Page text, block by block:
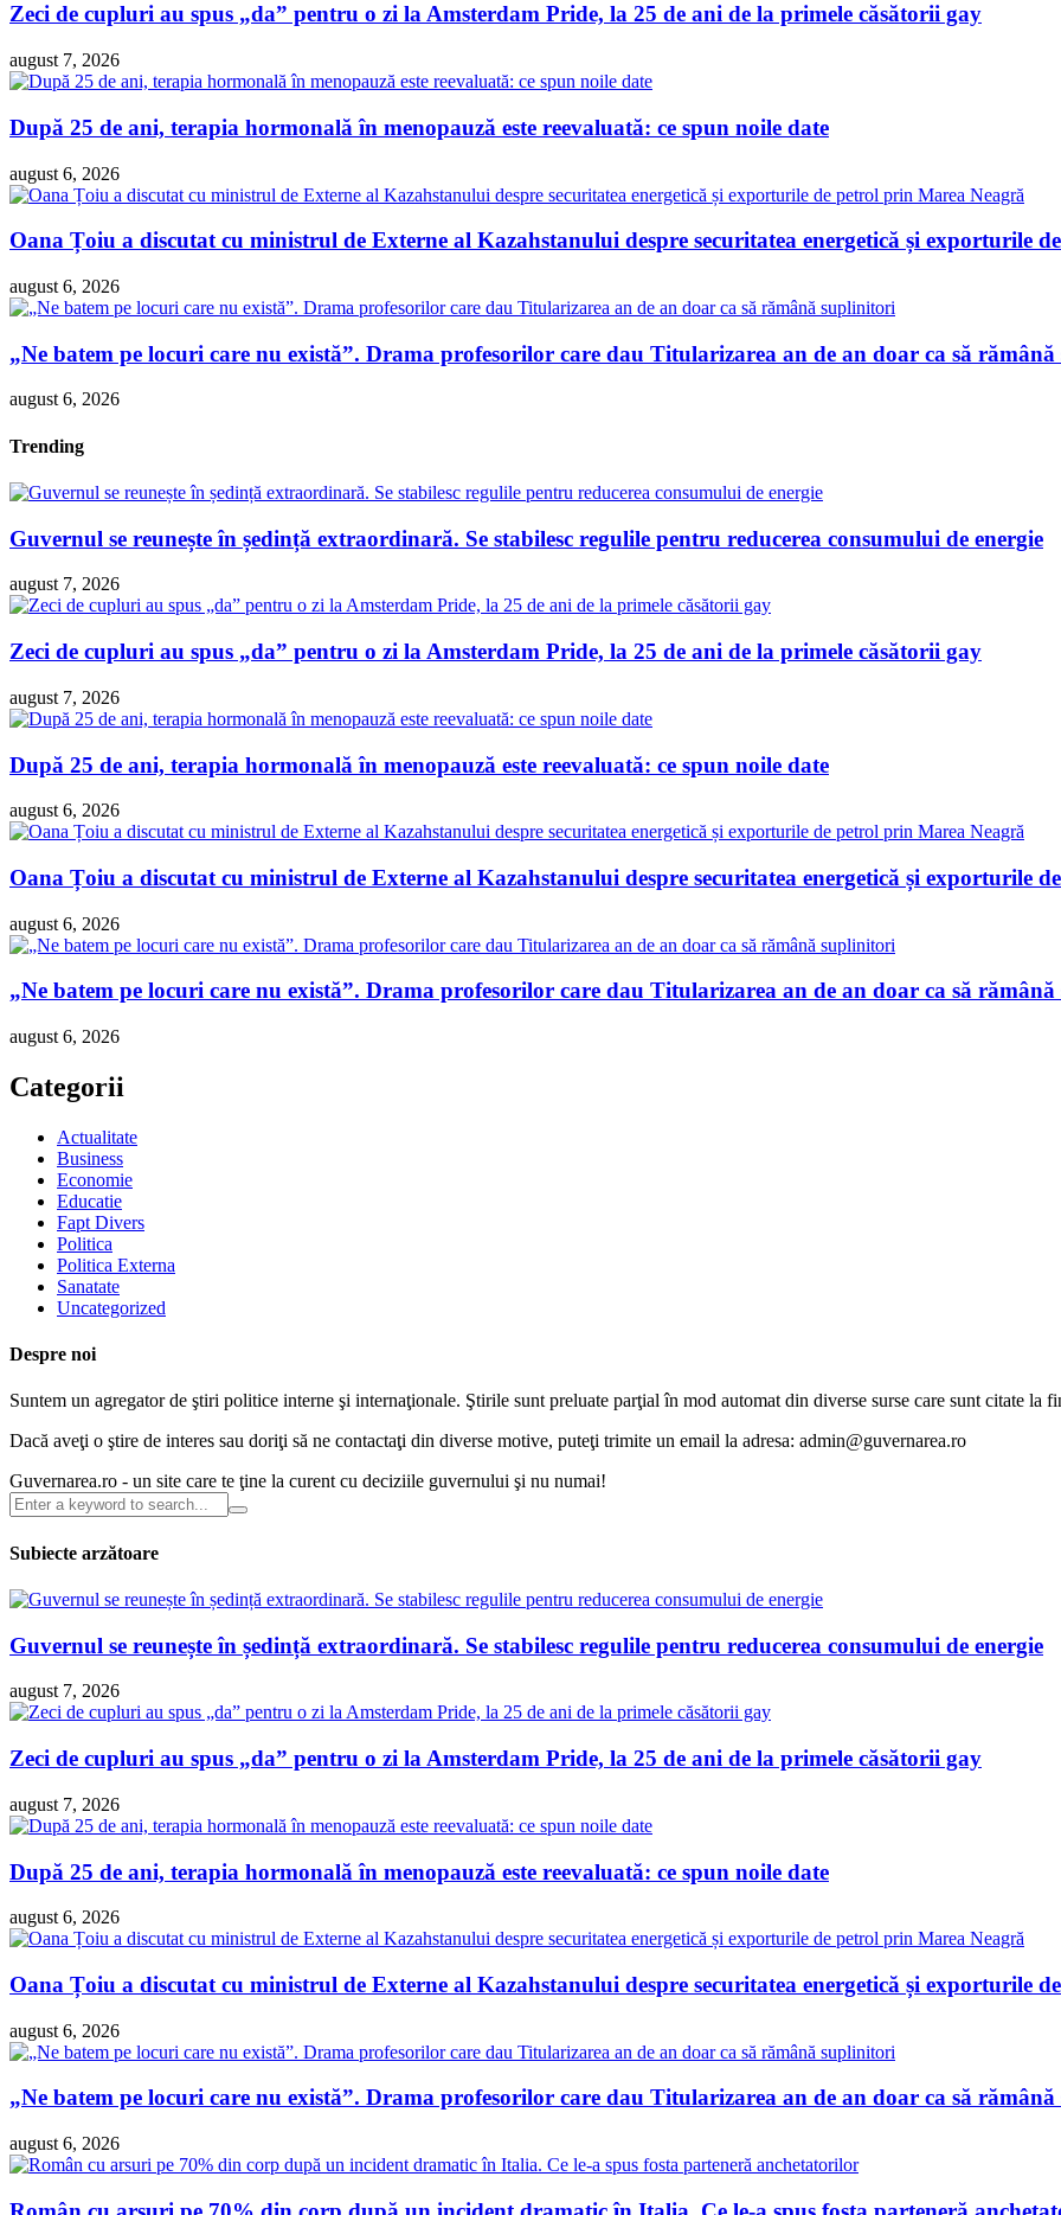
Zeci de cupluri au spus „da” pentru o zi la Amsterdam Pride, la 25 de ani de la primele căsătorii gay
august 7, 2026
După 25 de ani, terapia hormonală în menopauză este reevaluată: ce spun noile date
august 6, 2026
Oana Țoiu a discutat cu ministrul de Externe al Kazahstanului despre securitatea energetică și exporturile
august 6, 2026
„Ne batem pe locuri care nu există”. Drama profesorilor care dau Titularizarea an de an doar ca să
august 6, 2026
Trending
Guvernul se reunește în ședință extraordinară. Se stabilesc regulile pentru reducerea consumului de energie
august 7, 2026
Zeci de cupluri au spus „da” pentru o zi la Amsterdam Pride, la 25 de ani de la primele căsătorii gay
august 7, 2026
După 25 de ani, terapia hormonală în menopauză este reevaluată: ce spun noile date
august 6, 2026
Oana Țoiu a discutat cu ministrul de Externe al Kazahstanului despre securitatea energetică și exporturile
august 6, 2026
„Ne batem pe locuri care nu există”. Drama profesorilor care dau Titularizarea an de an doar ca să
august 6, 2026
Categorii
Actualitate
Business
Economie
Educatie
Fapt Divers
Politica
Politica Externa
Sanatate
Uncategorized
Despre noi
Suntem un agregator de ştiri politice interne şi internaţionale. Ştirile sunt preluate parţial în mod automat din diverse surse care sunt citate la
Dacă aveţi o ştire de interes sau doriţi să ne contactaţi din diverse motive, puteţi trimite un email la adresa: admin@guvernarea.ro
Guvernarea.ro - un site care te ţine la curent cu deciziile guvernului şi nu numai!
Subiecte arzătoare
Guvernul se reunește în ședință extraordinară. Se stabilesc regulile pentru reducerea consumului de energie
august 7, 2026
Zeci de cupluri au spus „da” pentru o zi la Amsterdam Pride, la 25 de ani de la primele căsătorii gay
august 7, 2026
După 25 de ani, terapia hormonală în menopauză este reevaluată: ce spun noile date
august 6, 2026
Oana Țoiu a discutat cu ministrul de Externe al Kazahstanului despre securitatea energetică și exporturile
august 6, 2026
„Ne batem pe locuri care nu există”. Drama profesorilor care dau Titularizarea an de an doar ca să
august 6, 2026